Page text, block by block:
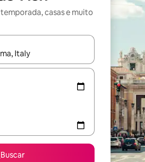
casas e muito
disponíveis, explore-os usando as
Buscar